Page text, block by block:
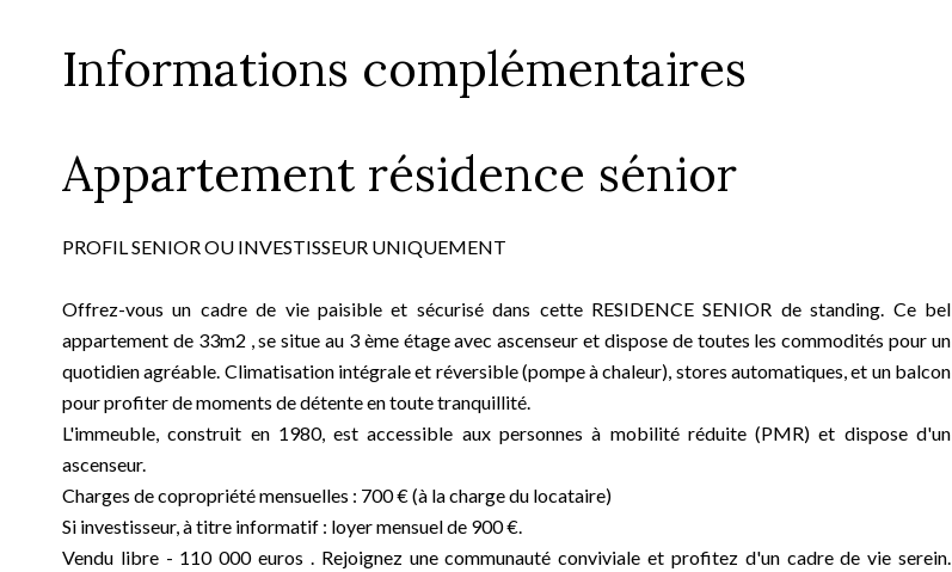
Informations complémentaires
Appartement résidence sénior
PROFIL SENIOR OU INVESTISSEUR UNIQUEMENT
Offrez-vous un cadre de vie paisible et sécurisé dans cette RESIDENCE SENIOR de standing. Ce bel
appartement de 33m2 , se situe au 3 ème étage avec ascenseur et dispose de toutes les commodités pour un
quotidien agréable. Climatisation intégrale et réversible (pompe à chaleur), stores automatiques, et un balcon
pour profiter de moments de détente en toute tranquillité.
L'immeuble, construit en 1980, est accessible aux personnes à mobilité réduite (PMR) et dispose d'un
ascenseur.
Charges de copropriété mensuelles : 700 € (à la charge du locataire)
Si investisseur, à titre informatif : loyer mensuel de 900 €.
Vendu libre - 110 000 euros . Rejoignez une communauté conviviale et profitez d'un cadre de vie serein.